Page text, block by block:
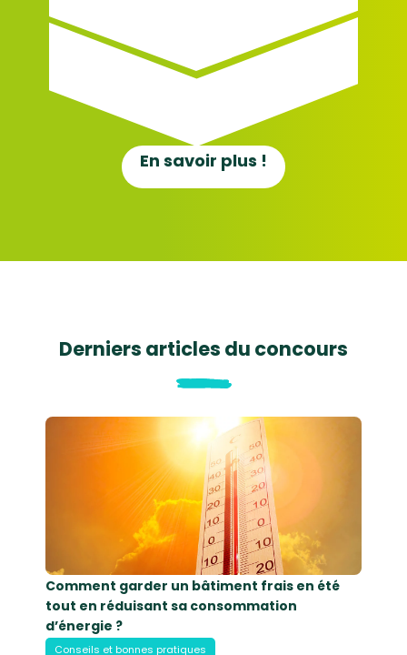
En savoir plus !
Derniers articles du concours
Comment garder un bâtiment frais en été
tout en réduisant sa consommation
d’énergie ?
Conseils et bonnes pratiques